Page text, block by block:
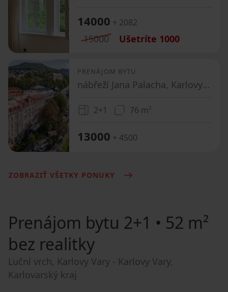
14000 + 2082
15000 Ušetríte 1000
PRENÁJOM BYTU
nábřeží Jana Palacha, Karlovy Vary - Karlovy Vary, Karlovarský kraj
2+1 76 m²
13000 + 4500
ZOBRAZIŤ VŠETKY PONUKY
Prenájom bytu 2+1 • 52 m²
bez realitky
Luční vrch, Karlovy Vary - Karlovy Vary,
Karlovarský kraj